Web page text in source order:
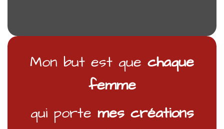
Mon but est que chaque
femme
qui porte mes créations